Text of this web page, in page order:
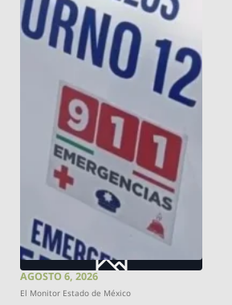
AGOSTO 6, 2026
El Monitor Estado de México